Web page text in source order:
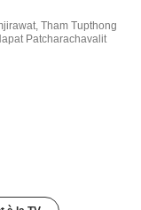
,Tham Tupthong
Patcharachavalit